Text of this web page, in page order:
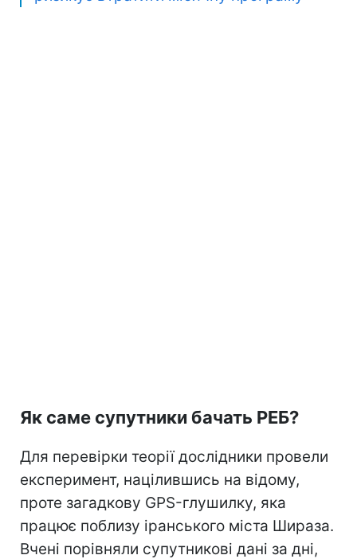
Як саме супутники бачать РЕБ?
Для перевірки теорії дослідники провели
експеримент, націлившись на відому,
проте загадкову GPS-глушилку, яка
працює поблизу іранського міста Шираза.
Вчені порівняли супутникові дані за дні,